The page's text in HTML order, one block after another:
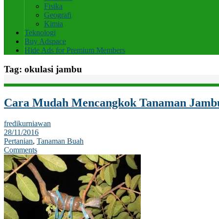
Fisika
Geografi
Kimia
Teknologi
Buy Adspace
Hide Ads for Premium Members
Tag: okulasi jambu
Cara Mudah Mencangkok Tanaman
fredikurniawan
28/11/2016
Pertanian, Tanaman Buah
Comments